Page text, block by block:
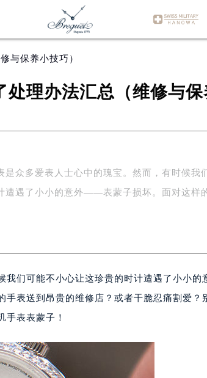
与保养小技巧）
理办法汇总（维修与保
是众多爱表人士心中的瑰宝。然而，有时候我
遭遇了小小的意外——表蒙子损坏。面对这样
们可能不小心让这珍贵的时计遭遇了小小的
表送到昂贵的维修店？或者干脆忍痛割爱？
表表蒙子！